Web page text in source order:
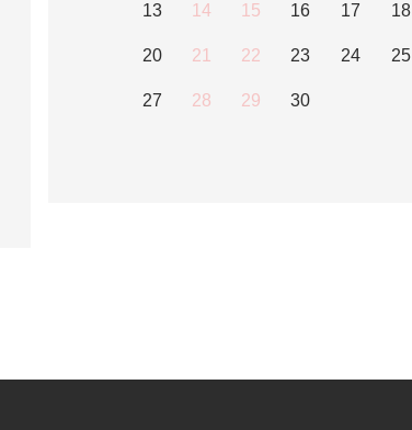
13 14 15 16 17 18
20 21 22 23 24 25
27 28 29 30